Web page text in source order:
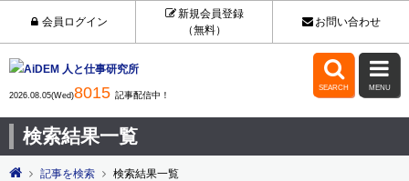
会員ログイン
新規会員登録
（無料）
お問い合わせ
2026.08.05(Wed)8015 記事配信中！

SEARCH

MENU
検索結果一覧
記事を検索 検索結果一覧